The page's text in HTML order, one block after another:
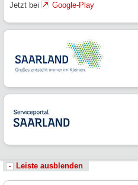
Jetzt bei
Google-Play
Leiste ausblenden